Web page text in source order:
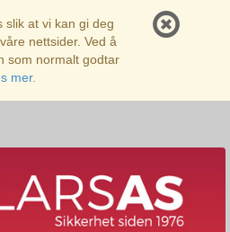
slik at vi kan gi deg
nettsider. Ved å
som normalt godtar
mer.